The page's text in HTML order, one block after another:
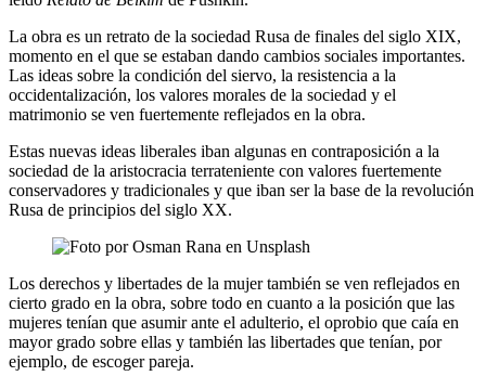
La obra es un retrato de la sociedad Rusa de finales del siglo XIX,
momento en el que se estaban dando cambios sociales importantes.
Las ideas sobre la condición del siervo, la resistencia a la
occidentalización, los valores morales de la sociedad y el
matrimonio se ven fuertemente reflejados en la obra.
Estas nuevas ideas liberales iban algunas en contraposición a la
sociedad de la aristocracia terrateniente con valores fuertemente
conservadores y tradicionales y que iban ser la base de la revolución
Rusa de principios del siglo XX.
Los derechos y libertades de la mujer también se ven reflejados en
cierto grado en la obra, sobre todo en cuanto a la posición que las
mujeres tenían que asumir ante el adulterio, el oprobio que caía en
mayor grado sobre ellas y también las libertades que tenían, por
ejemplo, de escoger pareja.